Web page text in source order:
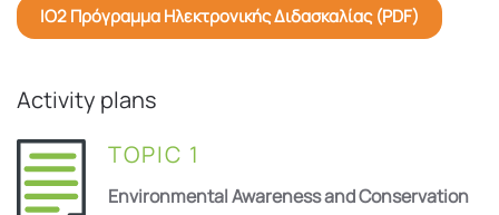
IO2 Πρόγραμμα Ηλεκτρονικής Διδασκαλίας (PDF)
Activity plans
TOPIC 1
Environmental Awareness and Conservation